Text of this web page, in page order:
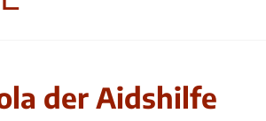
der Aidshilfe